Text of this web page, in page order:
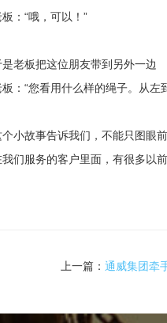
：“哦，可以！”
是老板把这位朋友带到另外一边
板：“您看用什么样的绳子。从
个小故事告诉我们，不能只图眼
我们服务的客户里面，有很多以
上一篇： 通威集团牵